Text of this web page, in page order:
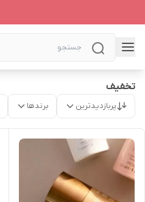
تخفیف
پربازدیدترین برندها